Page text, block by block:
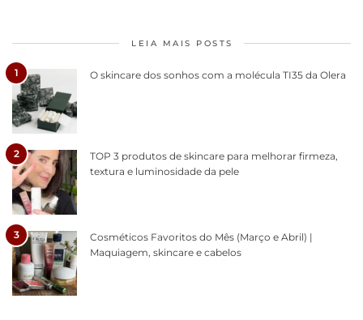
LEIA MAIS POSTS
1 O skincare dos sonhos com a molécula TI35 da Olera
2
TOP 3 produtos de skincare para melhorar firmeza,
textura e luminosidade da pele
3
Cosméticos Favoritos do Mês (Março e Abril) |
Maquiagem, skincare e cabelos